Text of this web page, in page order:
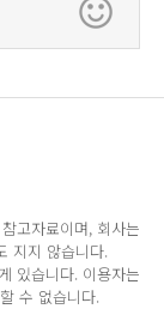
고자료이며, 회사는
지지 않습니다.
있습니다. 이용자는
수 없습니다.